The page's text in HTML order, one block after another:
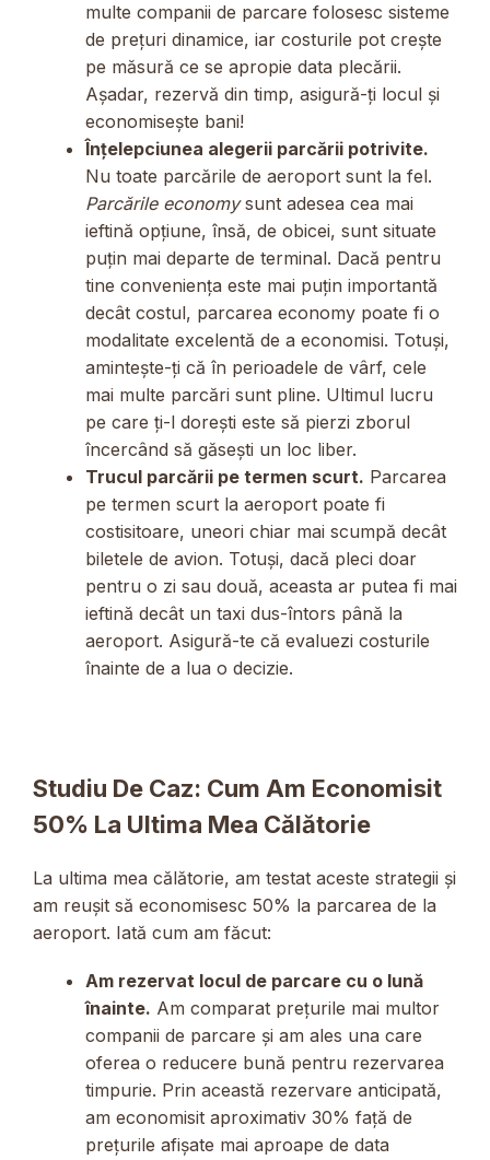
multe companii de parcare folosesc sisteme
de prețuri dinamice, iar costurile pot crește
pe măsură ce se apropie data plecării.
Așadar, rezervă din timp, asigură-ți locul și
economisește bani!
Înțelepciunea alegerii parcării potrivite.
Nu toate parcările de aeroport sunt la fel.
Parcările economysunt adesea cea mai
ieftină opțiune, însă, de obicei, sunt situate
puțin mai departe de terminal. Dacă pentru
tine conveniența este mai puțin importantă
decât costul, parcarea economy poate fi o
modalitate excelentă de a economisi. Totuși,
amintește-ți că în perioadele de vârf, cele
mai multe parcări sunt pline. Ultimul lucru
pe care ți-l dorești este să pierzi zborul
încercând să găsești un loc liber.
Trucul parcării pe termen scurt. Parcarea
pe termen scurt la aeroport poate fi
costisitoare, uneori chiar mai scumpă decât
biletele de avion. Totuși, dacă pleci doar
pentru o zi sau două, aceasta ar putea fi mai
ieftină decât un taxi dus-întors până la
aeroport. Asigură-te că evaluezi costurile
înainte de a lua o decizie.
Studiu De Caz: Cum Am Economisit
50% La Ultima Mea Călătorie
La ultima mea călătorie, am testat aceste strategii și
am reușit să economisesc 50% la parcarea de la
aeroport. Iată cum am făcut:
Am rezervat locul de parcare cu o lună
înainte. Am comparat prețurile mai multor
companii de parcare și am ales una care
oferea o reducere bună pentru rezervarea
timpurie. Prin această rezervare anticipată,
am economisit aproximativ 30% față de
prețurile afișate mai aproape de data